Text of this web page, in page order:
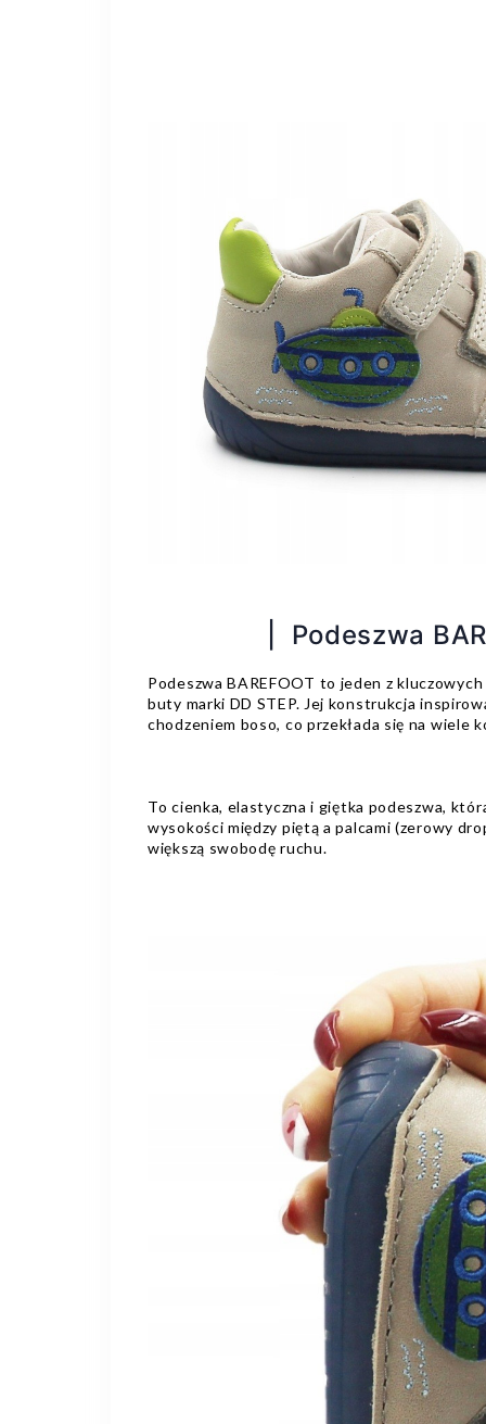
| Podeszwa
Podeszwa BAREFOOT to jeden z
buty marki DD STEP. Jej konstrukcja
chodzeniem boso, co przekłada się na wiele
To cienka, elastyczna i giętka podeszwa,
wysokości między piętą a palcami (zerowy
większą swobodę ruchu.